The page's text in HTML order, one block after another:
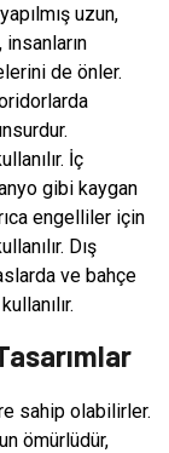
uzun,
de önler.
İç
gibi kaygan
engelliler için
Dış
ve bahçe
sahip olabilirler.
ömürlüdür,